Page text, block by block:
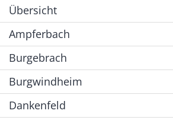
Übersicht
Ampferbach
Burgebrach
Burgwindheim
Dankenfeld